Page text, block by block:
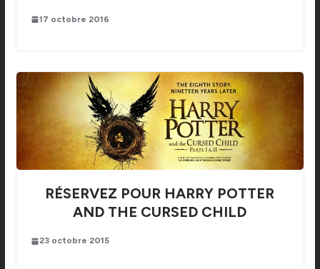
17 octobre 2016
RÉSERVEZ POUR HARRY POTTER
AND THE CURSED CHILD
23 octobre 2015